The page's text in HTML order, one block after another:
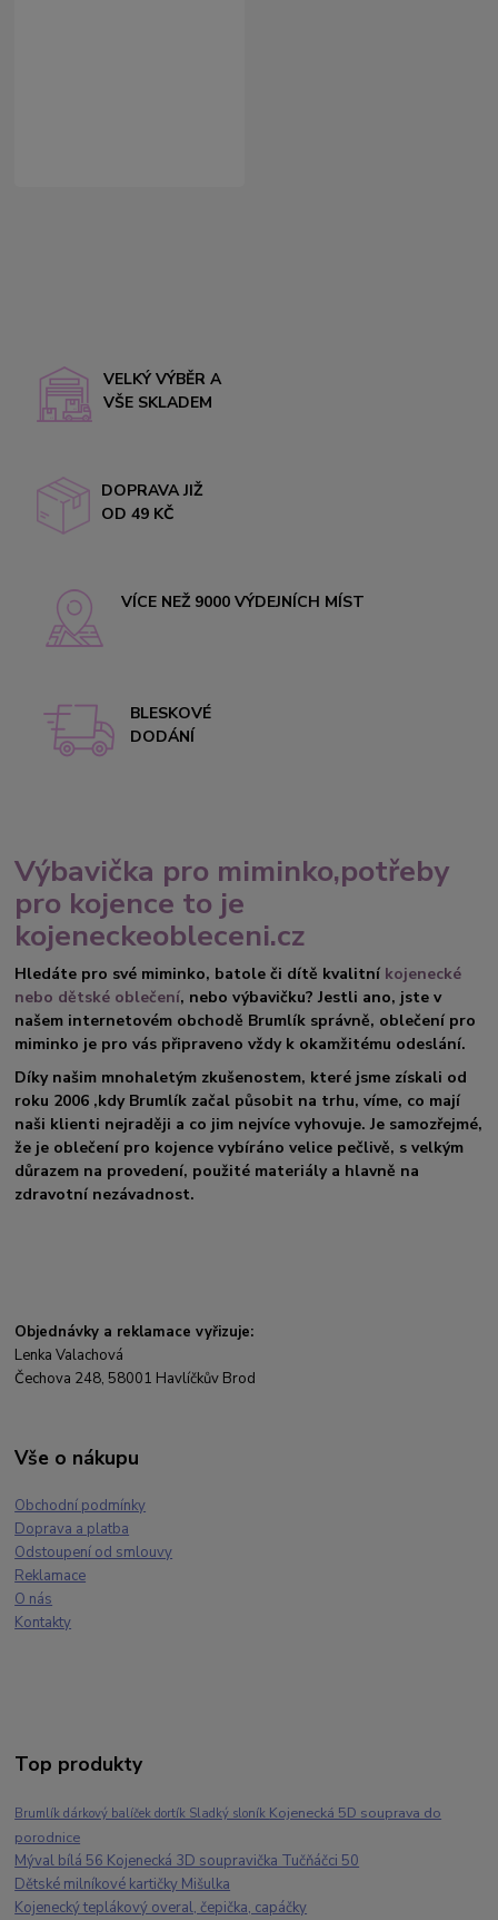
VELKÝ VÝBĚR A
VŠE SKLADEM
DOPRAVA JIŽ
OD 49 KČ
VÍCE NEŽ 9000 VÝDEJNÍCH MÍST
BLESKOVÉ
DODÁNÍ
Výbavička pro miminko,potřeby
pro kojence to je
kojeneckeobleceni.cz
Hledáte pro své miminko, batole či dítě kvalitní kojenecké
nebo dětské oblečení, nebo výbavičku? Jestli ano, jste v
našem internetovém obchodě Brumlík správně, oblečení pro
miminko je pro vás připraveno vždy k okamžitému odeslání.
Díky našim mnohaletým zkušenostem, které jsme získali od
roku 2006 ,kdy Brumlík začal působit na trhu, víme, co mají
naši klienti nejraději a co jim nejvíce vyhovuje. Je samozřejmé,
že je oblečení pro kojence vybíráno velice pečlivě, s velkým
důrazem na provedení, použité materiály a hlavně na
zdravotní nezávadnost.
Objednávky a reklamace vyřizuje:
Lenka Valachová
Čechova 248, 58001 Havlíčkův Brod
Vše o nákupu
Obchodní podmínky
Doprava a platba
Odstoupení od smlouvy
Reklamace
O nás
Kontakty
Top produkty
Brumlík dárkový balíček dortík Sladký sloník Kojenecká 5D souprava do
porodnice
Mýval bílá 56 Kojenecká 3D soupravička Tučňáčci 50
Dětské milníkové kartičky Mišulka
Kojenecký teplákový overal, čepička, capáčky